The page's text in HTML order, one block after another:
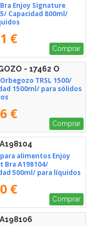
Enjoy Signature
Capacidad 800ml/
€
Comprar
- 17462 O
TRSL 1500/
1500ml/ para sólidos
€
Comprar
alimentos Enjoy
Bra A198104/
500ml/ para líquidos
€
Comprar